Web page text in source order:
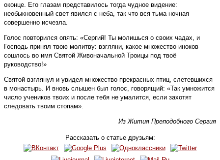
оконце. Его глазам представилось тогда чудное видение:
необыкновенный свет явился с неба, так что вся тьма ночная
совершенно исчезла.
Голос повторился опять: «Сергий! Ты молишься о своих чадах, и
Господь принял твою молитву: взгляни, какое множество иноков
сошлось во имя Святой Живоначальной Троицы под твоё
руководство!»
Святой взглянул и увидел множество прекрасных птиц, слетевшихся
в монастырь. И вновь слышен был голос, говорящий: «Так умножится
число учеников твоих и после тебя не умалится, если захотят
следовать твоим стопам».
Из Жития Преподобного Сергия
Рассказать о статье друзьям: